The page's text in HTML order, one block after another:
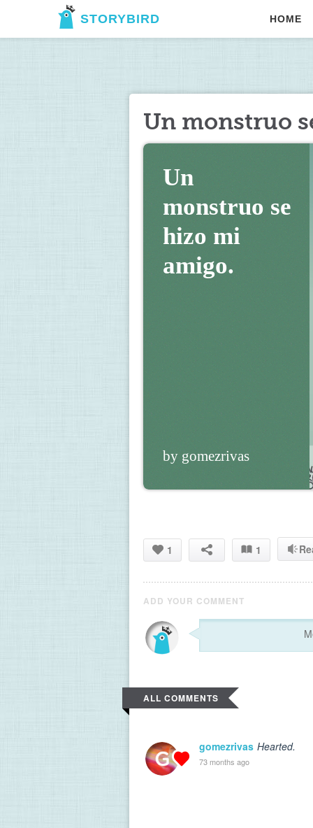
STORYBIRD HOME
Un monstruo
Un
monstruo se
hizo mi
amigo.
by gomezrivas
1 1
ADD YOUR COMMENT
ALL COMMENTS
gomezrivas Hearted.
73 months ago